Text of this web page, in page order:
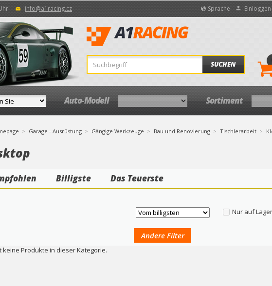
info@a1racing.cz Sprache Einloggen
SUCHEN
Auto-Modell Sortiment
Garage - Ausrüstung Gängige Werkzeuge Bau und Renovierung Tischlerarbeit
Billigste Das Teuerste
Nur auf Lager
Andere Filter
keine Produkte in dieser Kategorie.